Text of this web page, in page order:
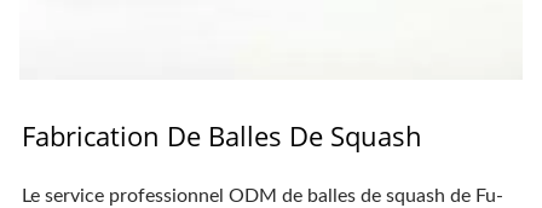
Fabrication De Balles De Squash
Le service professionnel ODM de balles de squash de Fu-